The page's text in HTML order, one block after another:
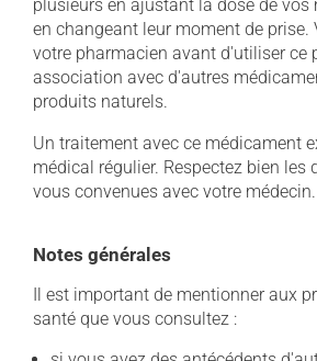
plusieurs en ajustant la dose de vos
en changeant leur moment de prise.
votre pharmacien avant d'utiliser ce
association avec d'autres
produits naturels.
Un traitement avec ce médicament
médical régulier. Respectez bien les
vous convenues avec votre médecin.
Notes générales
Il est important de mentionner aux
santé que vous consultez :